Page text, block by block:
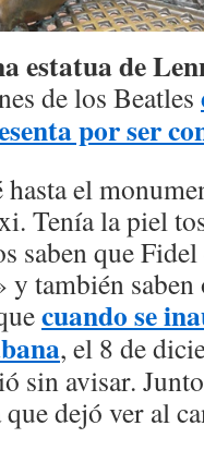
estatua de
de los Beatles
por ser
hasta el
Tenía la piel
saben que
y también
cuando se
, el 8 de
sin avisar.
que dejó ver al